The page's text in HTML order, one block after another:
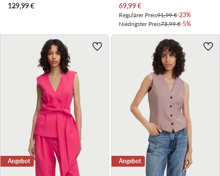
129,99€
Aktueller Preis
69,99€
Regulärer Preis91,99 €-23%
Niedrigster Preis73,99 €-5%
Angebot Angebot